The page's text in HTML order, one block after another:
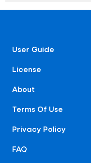
User Guide
License
About
Terms Of Use
Privacy Policy
FAQ